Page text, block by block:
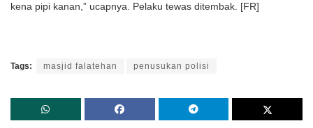
kena pipi kanan,” ucapnya. Pelaku tewas ditembak. [FR]
Tags: masjid falatehan penusukan polisi